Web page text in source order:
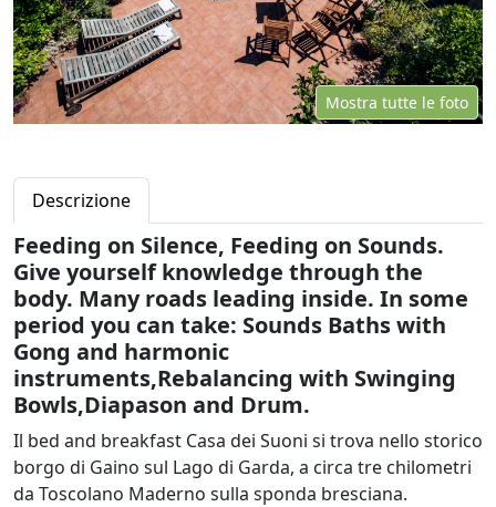
Mostra tutte le foto
Descrizione
Feeding on Silence, Feeding on Sounds.
Give yourself knowledge through the
body. Many roads leading inside. In some
period you can take: Sounds Baths with
Gong and harmonic
instruments,Rebalancing with Swinging
Bowls,Diapason and Drum.
Il bed and breakfast Casa dei Suoni si trova nello storico
borgo di Gaino sul Lago di Garda, a circa tre chilometri
da Toscolano Maderno sulla sponda bresciana.